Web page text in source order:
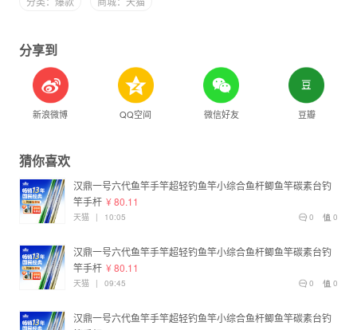
分享到
新浪微博 QQ空间 微信好友 豆瓣
猜你喜欢
汉鼎一号六代鱼竿手竿超轻钓鱼竿小综合鱼杆鲫鱼竿碳素台钓
竿手杆 ¥ 80.11
0
0
天猫 | 10:05
汉鼎一号六代鱼竿手竿超轻钓鱼竿小综合鱼杆鲫鱼竿碳素台钓
竿手杆 ¥ 80.11
0
0
天猫 | 09:45
汉鼎一号六代鱼竿手竿超轻钓鱼竿小综合鱼杆鲫鱼竿碳素台钓